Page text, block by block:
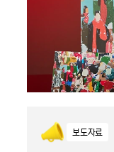
보도자료